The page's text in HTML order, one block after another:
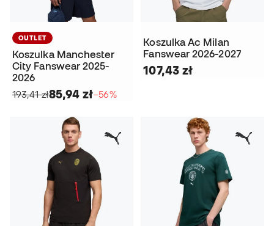
OUTLET
Koszulka Manchester
City Fanswear 2025-
2026
193,41 zł85,94 zł−56%
Koszulka Ac Milan
Fanswear 2026-2027
107,43 zł